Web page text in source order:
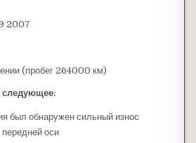
2007
(пробег 264000 км)
следующее:
был обнаружен сильный износ
передней оси